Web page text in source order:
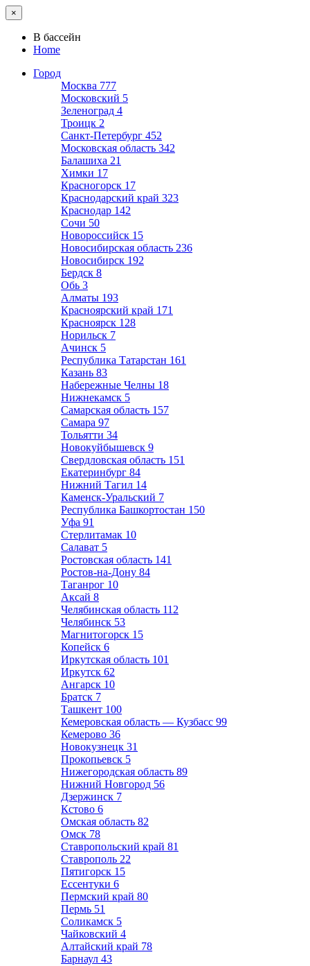
×
В бассейн
Home
Город
Москва 777
Московский 5
Зеленоград 4
Троицк 2
Санкт-Петербург 452
Московская область 342
Балашиха 21
Химки 17
Красногорск 17
Краснодарский край 323
Краснодар 142
Сочи 50
Новороссийск 15
Новосибирская область 236
Новосибирск 192
Бердск 8
Обь 3
Алматы 193
Красноярский край 171
Красноярск 128
Норильск 7
Ачинск 5
Республика Татарстан 161
Казань 83
Набережные Челны 18
Нижнекамск 5
Самарская область 157
Самара 97
Тольятти 34
Новокуйбышевск 9
Свердловская область 151
Екатеринбург 84
Нижний Тагил 14
Каменск-Уральский 7
Республика Башкортостан 150
Уфа 91
Стерлитамак 10
Салават 5
Ростовская область 141
Ростов-на-Дону 84
Таганрог 10
Аксай 8
Челябинская область 112
Челябинск 53
Магнитогорск 15
Копейск 6
Иркутская область 101
Иркутск 62
Ангарск 10
Братск 7
Ташкент 100
Кемеровская область — Кузбасс 99
Кемерово 36
Новокузнецк 31
Прокопьевск 5
Нижегородская область 89
Нижний Новгород 56
Дзержинск 7
Кстово 6
Омская область 82
Омск 78
Ставропольский край 81
Ставрополь 22
Пятигорск 15
Ессентуки 6
Пермский край 80
Пермь 51
Соликамск 5
Чайковский 4
Алтайский край 78
Барнаул 43